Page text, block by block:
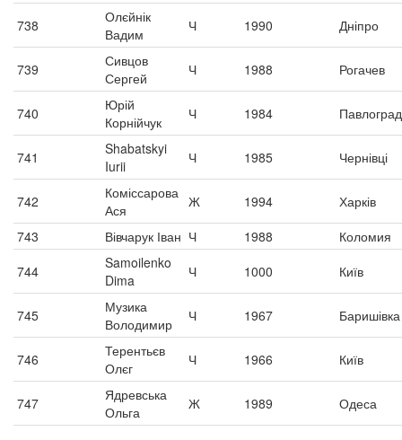
738
Олєйнік
Вадим
Ч 1990 Дніпро
739
Сивцов
Сергей
Ч 1988 Рогачев
740
Юрій
Корнійчук
Ч 1984 Павлоград
741
Shabatskyi
Iurii
Ч 1985 Чернівці
742
Коміссарова
Ася
Ж 1994
Харків
743
Вівчарук Іван Ч 1988
Коломия
744
Samoilenko
Dima
Ч 1000 Київ
745
Музика
Володимир
Ч 1967 Баришівка
746
Терентьєв
Олєг
Ч 1966 Київ
747
Ядревська
Ольга
Ж 1989 Одеса